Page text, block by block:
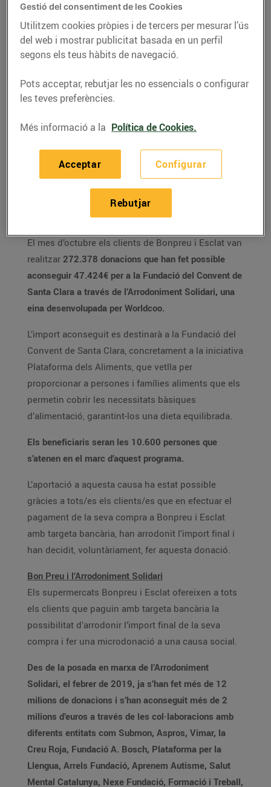
La recaptació s’ha portat terme a través
de l’Arrodoniment Solidari als
establiments del Grup Bon Preu durant el
mes d’octubre i s’han realitzat 378
donacions en total.
L’import va destinat a la Fundació del
Convent de Santa Clara, concretament a
la iniciativa Plataforma dels Aliments, que
famílies aliments que els permetin cobrir
garantint-los una dieta equilibrada.
Des de febrer de 2019, s’han realitzat més
aconseguit més de 2 milions d’euros a
través d’aquesta iniciativa solidària.
El mes d’octubre els clients de Bonpreu i Esclat van
realitzar 272.378 donacions que han fet possible
aconseguir 47.424€ per a la Fundació del Convent de
Santa Clara a través de l’Arrodoniment Solidari, una
eina desenvolupada per Worldcoo.
L’import aconseguit es destinarà a la Fundació del
Convent de Santa Clara, concretament a la iniciativa
Plataforma dels Aliments, que vetlla per
proporcionar a persones i famílies aliments que els
permetin cobrir les necessitats bàsiques
d’alimentació, garantint-los una dieta equilibrada.
Els beneficiaris seran les 10.600 persones que
s’atenen en el marc d’aquest programa.
L’aportació a aquesta causa ha estat possible
gràcies a tots/es els clients/es que en efectuar el
pagament de la seva compra a Bonpreu i Esclat
amb targeta bancària, han arrodonit l’import final i
han decidit, voluntàriament, fer aquesta donació.
Bon Preu i l’Arrodoniment Solidari
Els supermercats Bonpreu i Esclat ofereixen a tots
els clients que paguin amb targeta bancària la
possibilitat d’arrodonir l’import final de la seva
compra i fer una microdonació a una causa social.
Des de la posada en marxa de l’Arrodoniment
Solidari, el febrer de 2019, ja s’han fet més de 12
milions de donacions i s’han aconseguit més de 2
milions d’euros a través de les col·laboracions amb
diferents entitats com Submon, Aspros, Vimar, la
Creu Roja, Fundació A. Bosch, Plataforma per la
Llengua, Arrels Fundació, Aprenem Autisme, Salut
Mental Catalunya, Nexe Fundació, Formació i Treball,
Gestió del consentiment de les Cookies
Utilitzem cookies pròpies i de tercers per mesurar l’ús
del web i mostrar publicitat basada en un perfil
segons els teus hàbits de navegació.
Pots acceptar, rebutjar les no essencials o configurar
les teves preferències.
Més informació a la Política de Cookies.
Configurar
Rebutjar
Acceptar